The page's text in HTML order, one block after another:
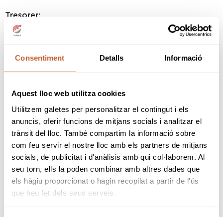
Consentiment Detalls Informació
Aquest lloc web utilitza cookies
Utilitzem galetes per personalitzar el contingut i els
anuncis, oferir funcions de mitjans socials i analitzar el
trànsit del lloc. També compartim la informació sobre
com feu servir el nostre lloc amb els partners de mitjans
socials, de publicitat i d'anàlisis amb qui col·laborem. Al
seu torn, ells la poden combinar amb altres dades que
els hàgiu proporcionat o hagin recopilat a partir de l'ús
que heu fet dels seus serveis.
Tresorer:
Alfonso Vila Recolons
Vocals:
Alejandro Morales Ibañez
Joan Camprubí Potau
Francisco Schröder Quijano
Luis Parera Sanglás